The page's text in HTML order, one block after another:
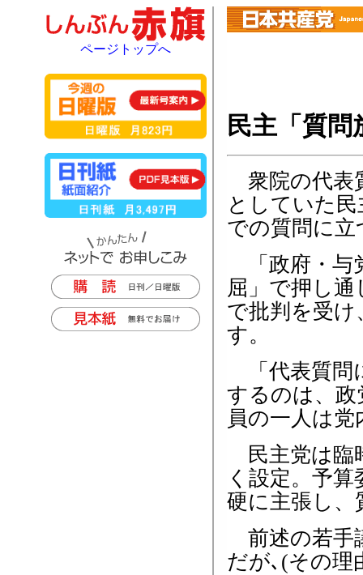
民主「質
衆院の代表
としていた
での質問に
「政府・与
屈」で押し通
で批判を受
す。
「代表質問
するのは、政
員の一人は
民主党は臨
く設定。予
硬に主張し
前述の若手
だが､(その理
ページトップへ